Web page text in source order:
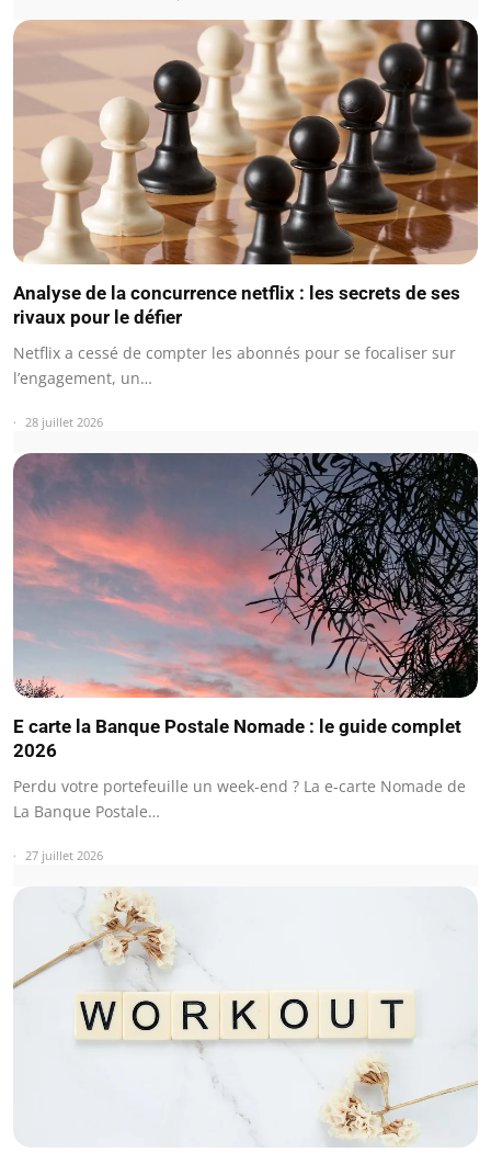
Analyse de la concurrence netflix : les secrets de ses
rivaux pour le défier
Netflix a cessé de compter les abonnés pour se focaliser sur
l’engagement, un…
28 juillet 2026
E carte la Banque Postale Nomade : le guide complet
2026
Perdu votre portefeuille un week-end ? La e-carte Nomade de
La Banque Postale…
27 juillet 2026